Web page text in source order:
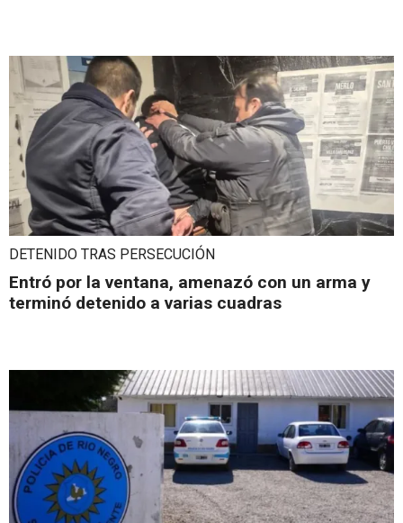
DETENIDO TRAS PERSECUCIÓN
Entró por la ventana, amenazó con un arma y
terminó detenido a varias cuadras